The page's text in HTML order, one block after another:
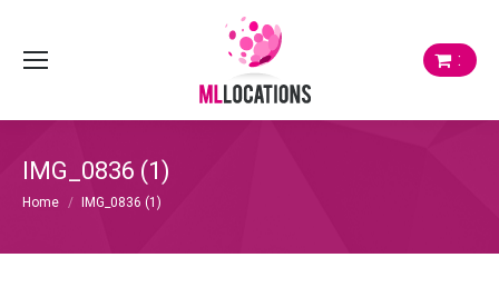
:
IMG_0836 (1)
Je bent hier:
Home IMG_0836 (1)